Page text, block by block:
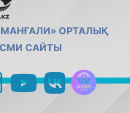
ОРТАЛЫҚ
САЙТЫ
instagramyoutubevk